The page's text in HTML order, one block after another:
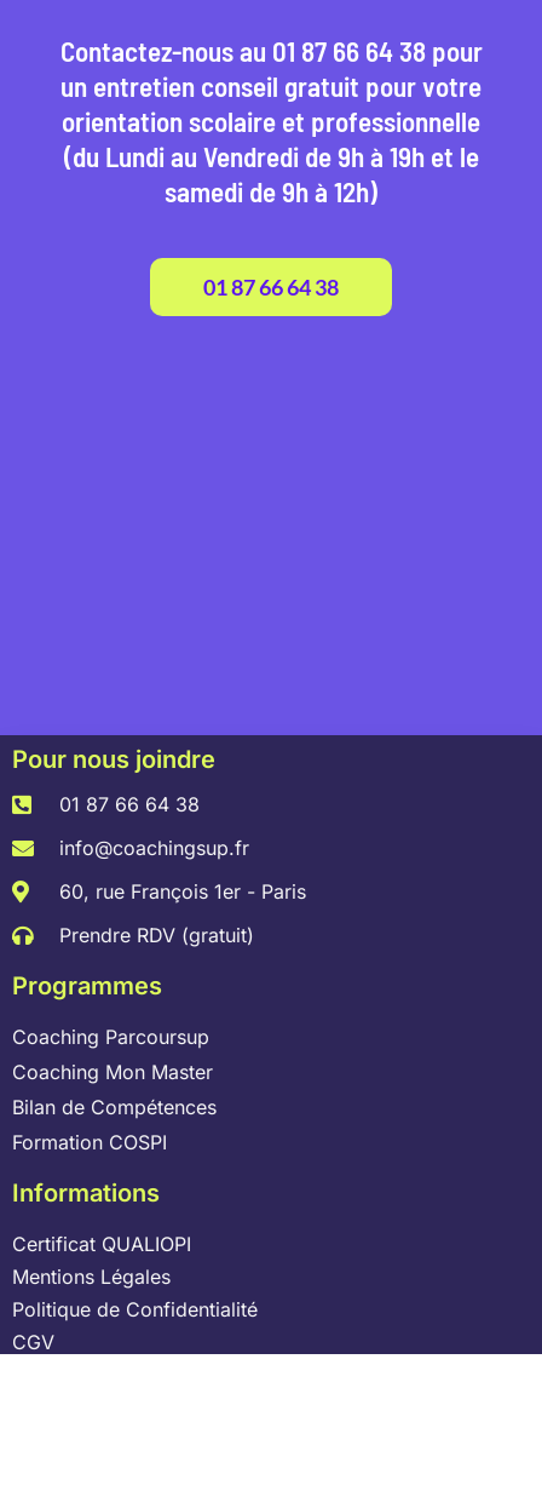
Contactez-nous au 01 87 66 64 38 pour
un entretien conseil gratuit pour votre
orientation scolaire et professionnelle
(du Lundi au Vendredi de 9h à 19h et le
samedi de 9h à 12h)
01 87 66 64 38
Pour nous joindre
01 87 66 64 38
info@coachingsup.fr
60, rue François 1er - Paris
Prendre RDV (gratuit)
Programmes
Coaching Parcoursup
Coaching Mon Master
Bilan de Compétences
Formation COSPI
Informations
Certificat QUALIOPI
Mentions Légales
Politique de Confidentialité
CGV